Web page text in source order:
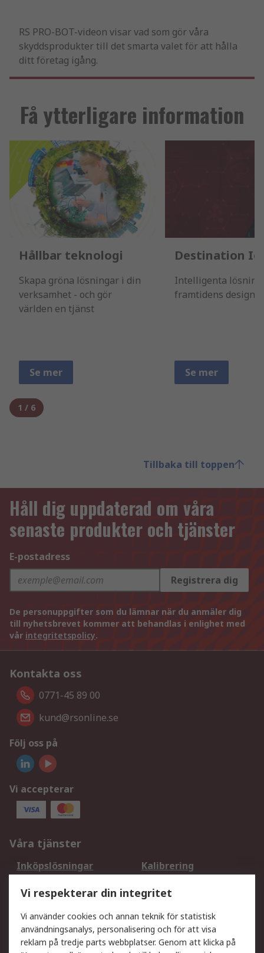
RS PRO-BOT-videon visar vad som gör våra
skyddsprodukter till det smarta valet för att hålla
ditt företag igång.
Få ytterligare information
Hållbar teknologi
Skapa gröna lösningar i din
verksamhet - och gör
världen en tjänst
Se mer
Destination
Intelligenta
framtidens design.
Se mer
1 / 6
Tillbaka till toppen
Håll dig uppdaterad om våra
senaste produkter och tjänster
E-postadress
Registrera dig
De personuppgifter som du lämnar när du anmäler dig
till nyhetsbrevet kommer att behandlas i enlighet med
vår integritetspolicy.
Kontakta oss
0771-45 89 00
kund@rsonline.se
Följ oss på
Vi accepterar
Våra tjänster
Inköpslösningar
Kalibrering
DesignSpark
Teknisk Support
Ditt lokala säljteam
Exportlösningar
Support
Vi respekterar din integritet
Vi använder cookies och annan teknik för statistisk
användningsanalys, personalisering och för att visa
reklam på tredje parts webbplatser. Genom att klicka på